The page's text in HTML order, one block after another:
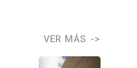
VER MÁS